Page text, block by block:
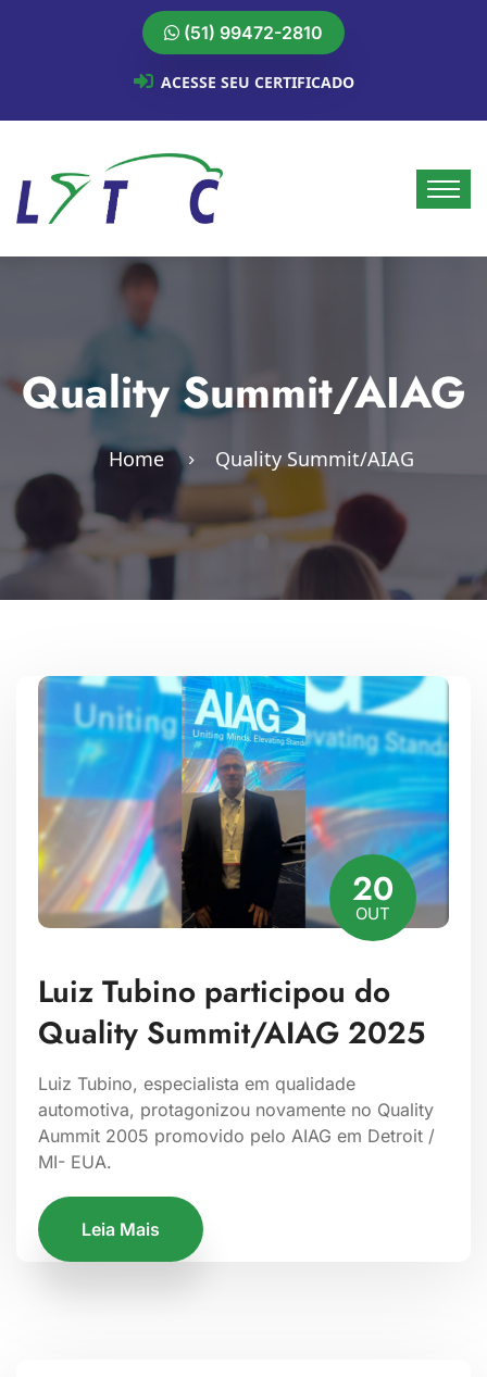
(51) 99472-2810
ACESSE SEU CERTIFICADO
Quality Summit/AIAG
Home Quality Summit/AIAG
20
OUT
Luiz Tubino participou do
Quality Summit/AIAG 2025
Luiz Tubino, especialista em qualidade
automotiva, protagonizou novamente no Quality
Aummit 2005 promovido pelo AIAG em Detroit /
MI- EUA.
Leia Mais